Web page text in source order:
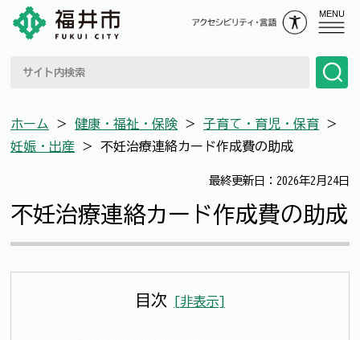
MENU
ホーム ＞ 健康・福祉・保険 ＞ 子育て・育児・保育 ＞
妊娠・出産 ＞ 不妊治療連絡カード作成費の助成
最終更新日：2026年2月24日
不妊治療連絡カード作成費の助成
目次 [非表示]